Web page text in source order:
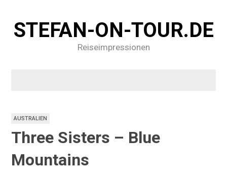
STEFAN-ON-TOUR.DE
Reiseimpressionen
AUSTRALIEN
Three Sisters – Blue
Mountains